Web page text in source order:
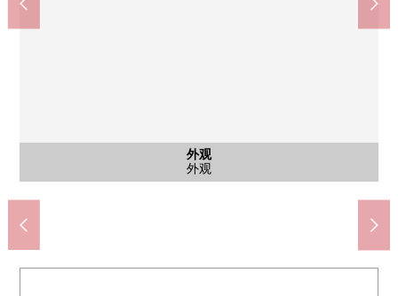
外观
外观
入口
入口路径
外观
外观
入口
外观
外观
外观
外观
其他
銘鈑
入口
大厅入口
共有部分
Comfort休息室·工作站
共有部分
小孩arena
入口
大厅入口
共有部分
社区客厅(集会室)
入口
电梯间
共有部分
各层垃圾站
停车场
停车场
北千里站(阪急千里线)(约290m)
步行4分钟。
千里中央站(北大阪快车电力铁道南北线)(约1740m)
步行22分钟。
dios北千里(约300m)
步行4分钟。
AEON北千里商店(约170m)
步行3分钟。
吹田市立青山台小学(约600m)
步行8分钟。
吹田市立青山台中学(约260m)
步行4分钟。